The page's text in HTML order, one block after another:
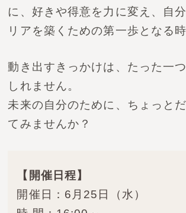
に、好きや得意を力に変え、自
リアを築くための第一歩となる時
動き出すきっかけは、たった一
しれません。
未来の自分のために、ちょっと
てみませんか？
【開催日程】
開催日：6月25日（水）